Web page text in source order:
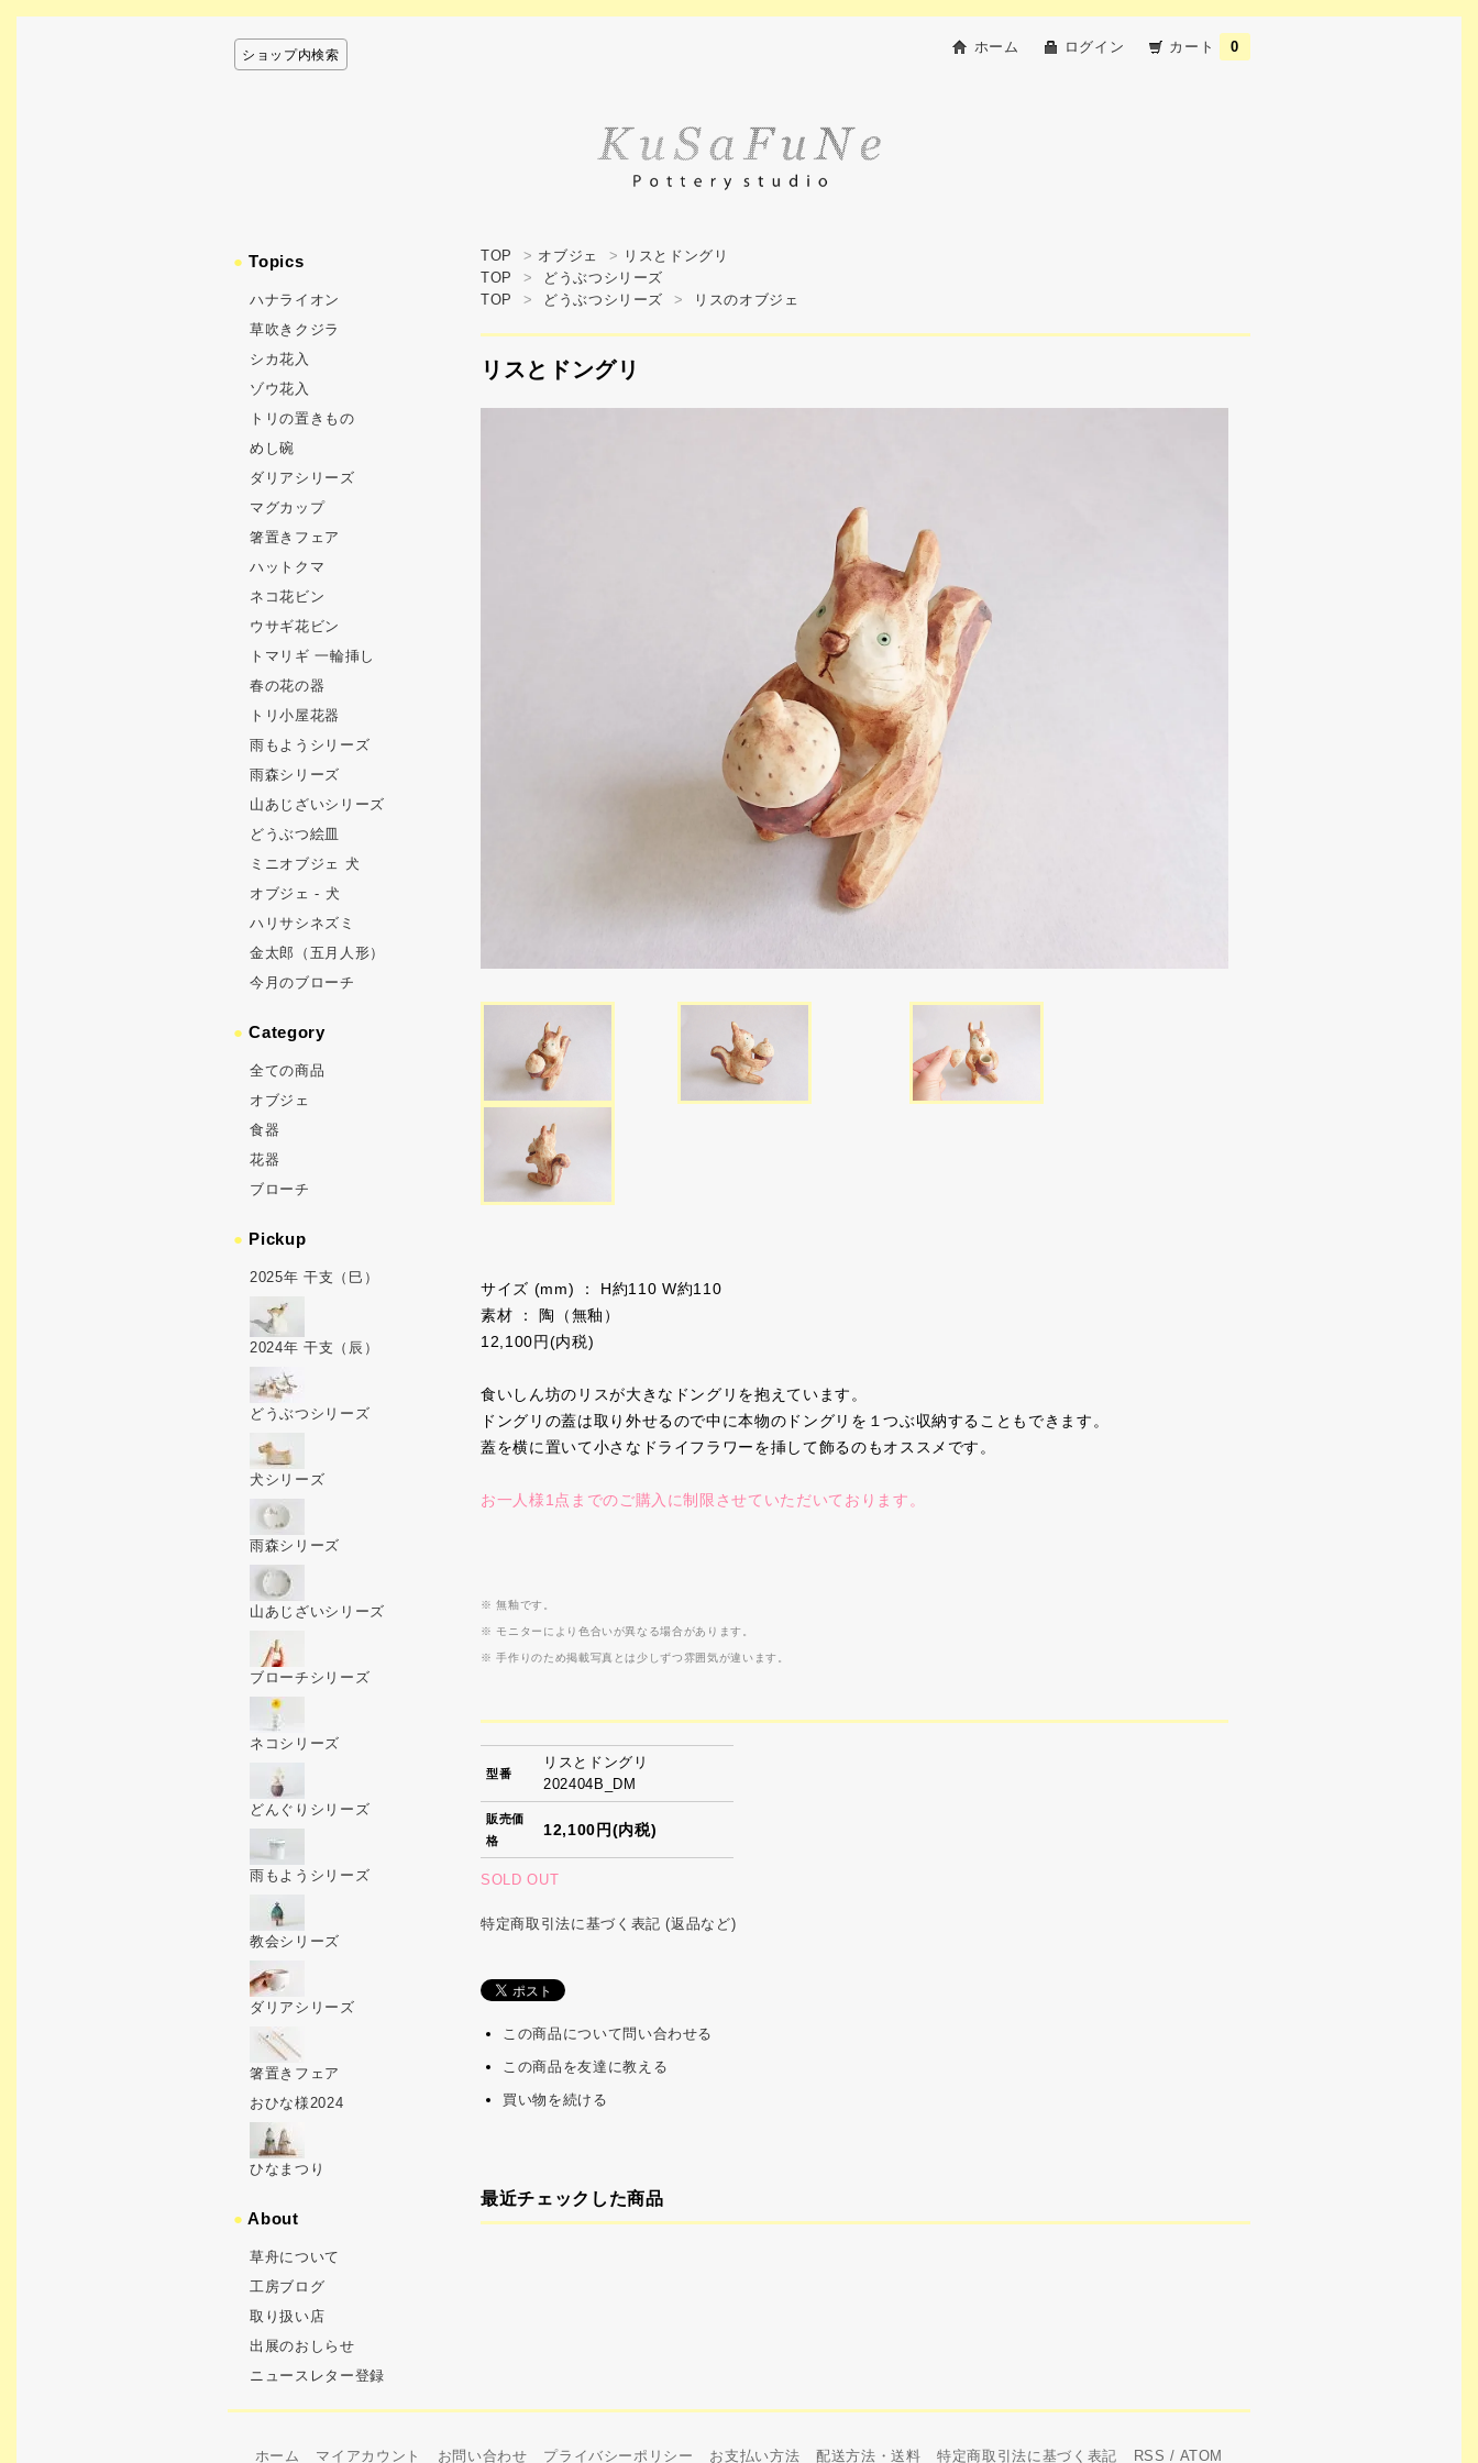
ホーム ログイン カート 0
ショップ内検索
TOP > オブジェ > リスとドングリ
TOP
>
どうぶつシリーズ
TOP
> どうぶつシリーズ > リスのオブジェ
リスとドングリ
サイズ (mm) ： H約110 W約110
素材 ： 陶（無釉）
12,100円(内税)
食いしん坊のリスが大きなドングリを抱えています。
ドングリの蓋は取り外せるので中に本物のドングリを１つぶ収納することもできます。
蓋を横に置いて小さなドライフラワーを挿して飾るのもオススメです。
お一人様1点までのご購入に制限させていただいております。
※ 無釉です。
※ モニターにより色合いが異なる場合があります。
※ 手作りのため掲載写真とは少しずつ雰囲気が違います。
型番
リスとドングリ
202404B_DM
販売価
格
12,100円(内税)
SOLD OUT
特定商取引法に基づく表記 (返品など)
この商品について問い合わせる
この商品を友達に教える
買い物を続ける
最近チェックした商品
●Topics
ハナライオン
草吹きクジラ
シカ花入
ゾウ花入
トリの置きもの
めし碗
ダリアシリーズ
マグカップ
箸置きフェア
ハットクマ
ネコ花ビン
ウサギ花ビン
トマリギ 一輪挿し
春の花の器
トリ小屋花器
雨もようシリーズ
雨森シリーズ
山あじざいシリーズ
どうぶつ絵皿
ミニオブジェ 犬
オブジェ - 犬
ハリサシネズミ
金太郎（五月人形）
今月のブローチ
●Category
全ての商品
オブジェ
食器
花器
ブローチ
● Pickup
2025年 干支（巳）
2024年 干支（辰）
どうぶつシリーズ
犬シリーズ
雨森シリーズ
山あじざいシリーズ
ブローチシリーズ
ネコシリーズ
どんぐりシリーズ
雨もようシリーズ
教会シリーズ
ダリアシリーズ
箸置きフェア
おひな様2024
ひなまつり
●About
草舟について
工房ブログ
取り扱い店
出展のおしらせ
ニュースレター登録
ホーム マイアカウント お問い合わせ プライバシーポリシー お支払い方法 配送方法・送料 特定商取引法に基づく表記 RSS / ATOM